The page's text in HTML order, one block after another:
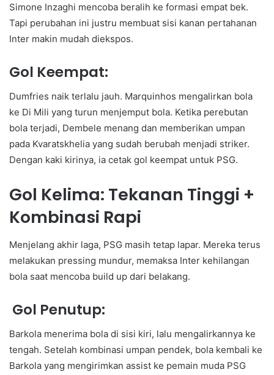
Simone Inzaghi mencoba beralih ke formasi empat bek.
Tapi perubahan ini justru membuat sisi kanan pertahanan
Inter makin mudah diekspos.
Gol Keempat:
Dumfries naik terlalu jauh. Marquinhos mengalirkan bola
ke Di Mili yang turun menjemput bola. Ketika perebutan
bola terjadi, Dembele menang dan memberikan umpan
pada Kvaratskhelia yang sudah berubah menjadi striker.
Dengan kaki kirinya, ia cetak gol keempat untuk PSG.
Gol Kelima: Tekanan Tinggi +
Kombinasi Rapi
Menjelang akhir laga, PSG masih tetap lapar. Mereka terus
melakukan pressing mundur, memaksa Inter kehilangan
bola saat mencoba build up dari belakang.
Gol Penutup:
Barkola menerima bola di sisi kiri, lalu mengalirkannya ke
tengah. Setelah kombinasi umpan pendek, bola kembali ke
Barkola yang mengirimkan assist ke pemain muda PSG